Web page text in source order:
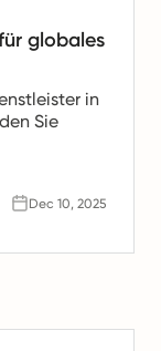
globales
in
Sie
Dec 10, 2025